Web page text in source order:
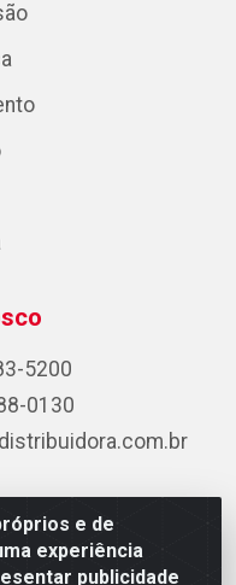
e de
experiência
publicidade
5200
0130
de Campos, 42 -
- CEP 20.920-410 -